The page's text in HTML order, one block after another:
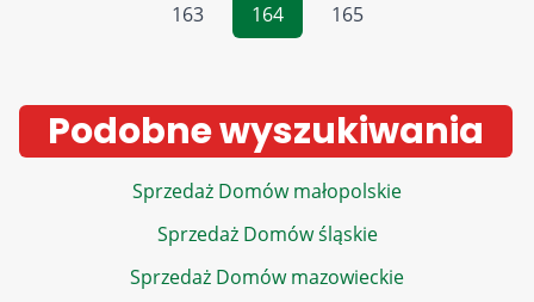
163
164 165
Podobne wyszukiwania
Sprzedaż Domów małopolskie
Sprzedaż Domów śląskie
Sprzedaż Domów mazowieckie